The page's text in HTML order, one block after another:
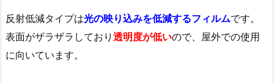
反射低減タイプは光の映り込みを低減するフィルムです。
表面がザラザラしており 透明度が低いので、屋外での使用
に向いています。